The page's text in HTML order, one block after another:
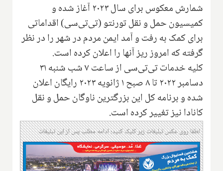
شمارش معکوس برای سال ۲۰۲۳ آغاز شده و
کمیسیون حمل و نقل تورنتو (تی‌تی‌سی) اقداماتی
برای کمک به رفت و آمد ایمن مردم در شهر را در نظر
گرفته که امروز ریز آنها را اعلان کرده است.
کلیه خدمات تی‌تی‌سی از ساعت ۷ شب شنبه ۳۱
دسامبر ۲۰۲۲ تا ۸ صبح ۱ ژانویه ۲۰۲۳ رایگان اعلان
شده و برنامه کل این بزرگترین ناوگان حمل و نقل
کانادا نیز تغییر کرده است.
لطفا روی عکس تبلیغات زیر کلیک کنید؛ ادامه مطلب پس از این تبلیغات